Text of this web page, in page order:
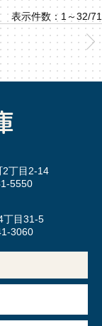
表示件数：1～32/71
丁目2-14
5550
目31-5
3060